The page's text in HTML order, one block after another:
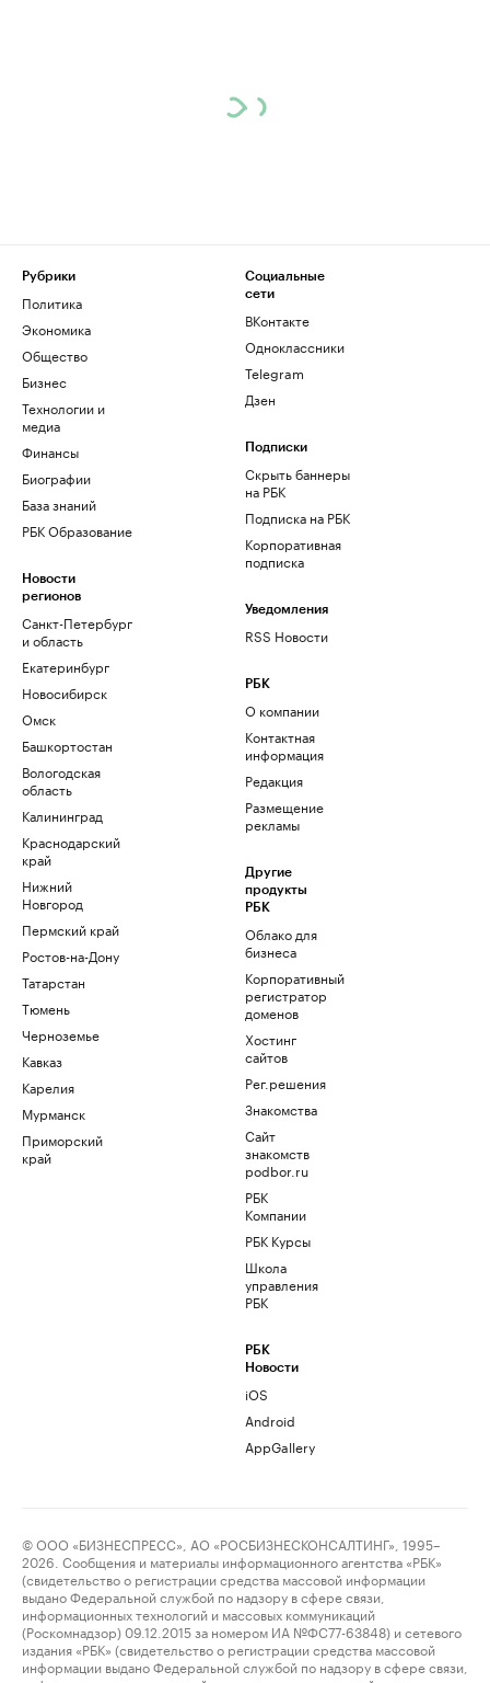
Рубрики
Политика
Экономика
Общество
Бизнес
Технологии и
медиа
Финансы
Биографии
База знаний
РБК Образование
Новости
регионов
Санкт-Петербург
и область
Екатеринбург
Новосибирск
Омск
Башкортостан
Вологодская
область
Калининград
Краснодарский
край
Нижний
Новгород
Пермский край
Ростов-на-Дону
Татарстан
Тюмень
Черноземье
Кавказ
Карелия
Мурманск
Приморский
край
Социальные
сети
ВКонтакте
Одноклассники
Telegram
Дзен
Подписки
Скрыть баннеры
на РБК
Подписка на РБК
Корпоративная
подписка
Уведомления
RSS Новости
РБК
О компании
Контактная
информация
Редакция
Размещение
рекламы
Другие
продукты
РБК
Облако для
бизнеса
Корпоративный
регистратор
доменов
Хостинг
сайтов
Рег.решения
Знакомства
Сайт
знакомств
podbor.ru
РБК
Компании
РБК Курсы
Школа
управления
РБК
РБК
Новости
iOS
Android
AppGallery
© ООО «БИЗНЕСПРЕСС», АО «РОСБИЗНЕСКОНСАЛТИНГ», 1995–
2026. Сообщения и материалы информационного агентства «РБК»
(свидетельство о регистрации средства массовой информации
выдано Федеральной службой по надзору в сфере связи,
информационных технологий и массовых коммуникаций
(Роскомнадзор) 09.12.2015 за номером ИА №ФС77-63848) и сетевого
издания «РБК» (свидетельство о регистрации средства массовой
информации выдано Федеральной службой по надзору в сфере связи,